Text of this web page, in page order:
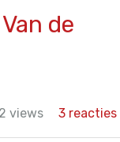
de
views 3 reacties